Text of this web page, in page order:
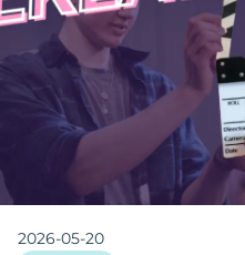
2026-05-20